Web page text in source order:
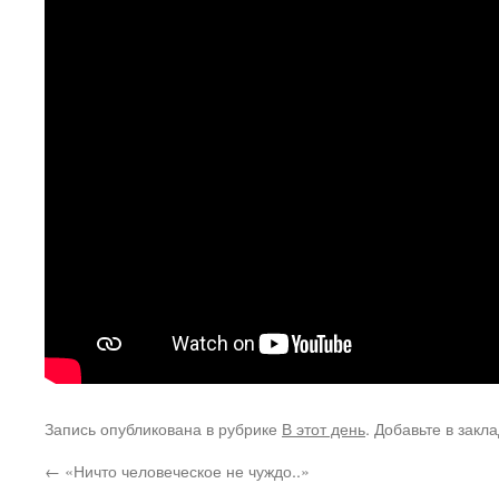
Запись опубликована в рубрике В этот день. Добавьте в
← «Ничто человеческое не чуждо..»